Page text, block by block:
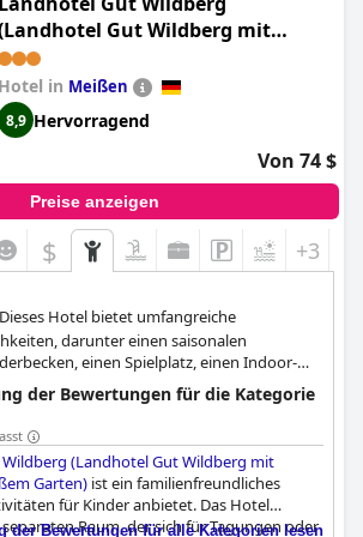
Gut Wildberg mit
und großem Garten)
Hotel in Meißen
8,9 Hervorragend
Von 74 $
Preise anzeigen
$ +3
Dieses Hotel bietet umfangreiche
darunter einen saisonalen
einen Spielplatz, einen Indoor-
für Kinder im Freien und bietet
Schwimmspielzeug. Es verfügt auch
und Möglichkeiten zum Wandern und
der Bewertungen für die Kategorie
(Landhotel Gut Wildberg mit
Garten) ist ein familienfreundliches
für Kinder anbietet. Das Hotel
Raum, der sich für Tagungen oder
der Bewertungen für alle Kategorien lesen